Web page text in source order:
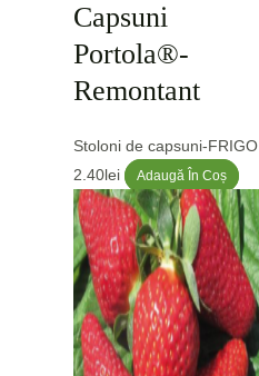
Capsuni
Portola®-
Remontant
Stoloni de capsuni-FRIGO
2.40lei Adaugă În Coș